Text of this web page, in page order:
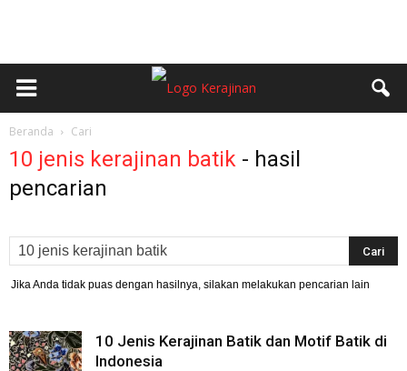
Beranda Cari
10 jenis kerajinan batik - hasil
pencarian
Jika Anda tidak puas dengan hasilnya, silakan melakukan pencarian lain
10 Jenis Kerajinan Batik dan Motif Batik di
Indonesia